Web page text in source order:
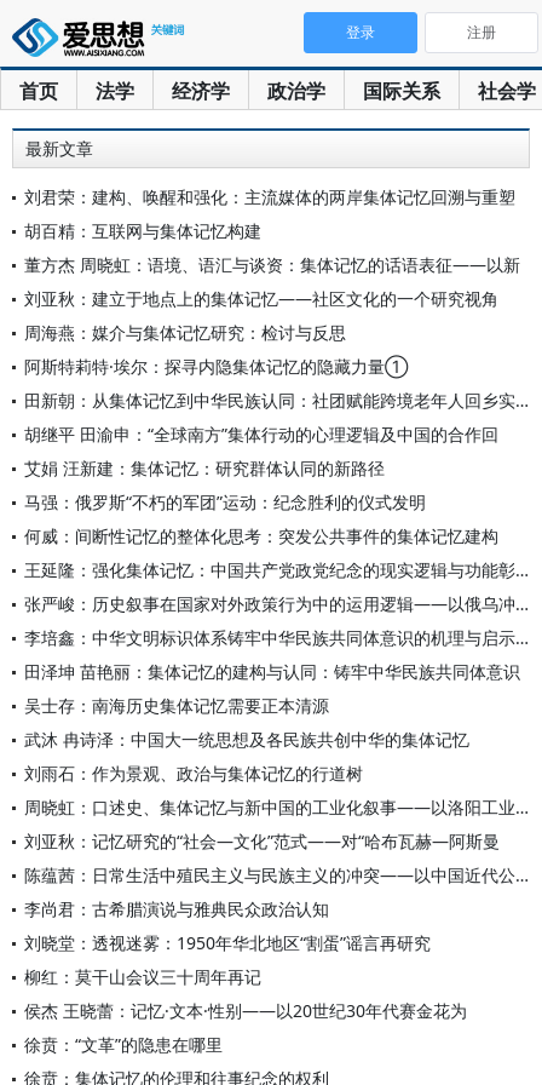
首页 法学 经济学 政治学 国际关系 社会学
登录 注册
最新文章
刘君荣：建构、唤醒和强化：主流媒体的两岸集体记忆回溯与重塑
胡百精：互联网与集体记忆构建
董方杰 周晓虹：语境、语汇与谈资：集体记忆的话语表征——以新
刘亚秋：建立于地点上的集体记忆——社区文化的一个研究视角
周海燕：媒介与集体记忆研究：检讨与反思
阿斯特莉特·埃尔：探寻内隐集体记忆的隐藏力量①
田新朝：从集体记忆到中华民族认同：社团赋能跨境老年人回乡实践
胡继平 田渝申：“全球南方”集体行动的心理逻辑及中国的合作回
艾娟 汪新建：集体记忆：研究群体认同的新路径
马强：俄罗斯“不朽的军团”运动：纪念胜利的仪式发明
何威：间断性记忆的整体化思考：突发公共事件的集体记忆建构
王延隆：强化集体记忆：中国共产党政党纪念的现实逻辑与功能彰显
张严峻：历史叙事在国家对外政策行为中的运用逻辑——以俄乌冲突
李培鑫：中华文明标识体系铸牢中华民族共同体意识的机理与启示—
田泽坤 苗艳丽：集体记忆的建构与认同：铸牢中华民族共同体意识
吴士存：南海历史集体记忆需要正本清源
武沐 冉诗泽：中国大一统思想及各民族共创中华的集体记忆
刘雨石：作为景观、政治与集体记忆的行道树
周晓虹：口述史、集体记忆与新中国的工业化叙事——以洛阳工业基
刘亚秋：记忆研究的“社会—文化”范式——对“哈布瓦赫—阿斯曼
陈蕴茜：日常生活中殖民主义与民族主义的冲突——以中国近代公园
李尚君：古希腊演说与雅典民众政治认知
刘晓堂：透视迷雾：1950年华北地区“割蛋”谣言再研究
柳红：莫干山会议三十周年再记
侯杰 王晓蕾：记忆·文本·性别——以20世纪30年代赛金花为
徐贲：“文革”的隐患在哪里
徐贲：集体记忆的伦理和往事纪念的权利